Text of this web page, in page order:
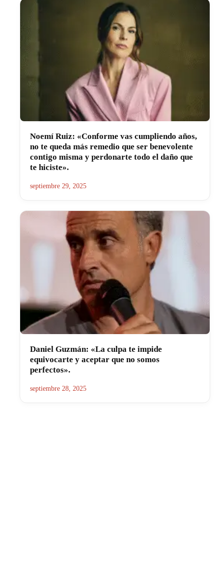
Noemí Ruiz: «Conforme vas cumpliendo años,
no te queda más remedio que ser benevolente
contigo misma y perdonarte todo el daño que
te hiciste».
septiembre 29, 2025
Daniel Guzmán: «La culpa te impide
equivocarte y aceptar que no somos
perfectos».
septiembre 28, 2025